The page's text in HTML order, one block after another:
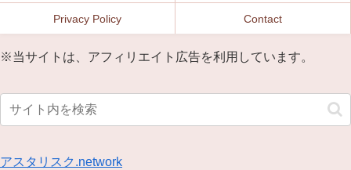
Privacy Policy Contact
※当サイトは、アフィリエイト広告を利用しています。
アスタリスク.network